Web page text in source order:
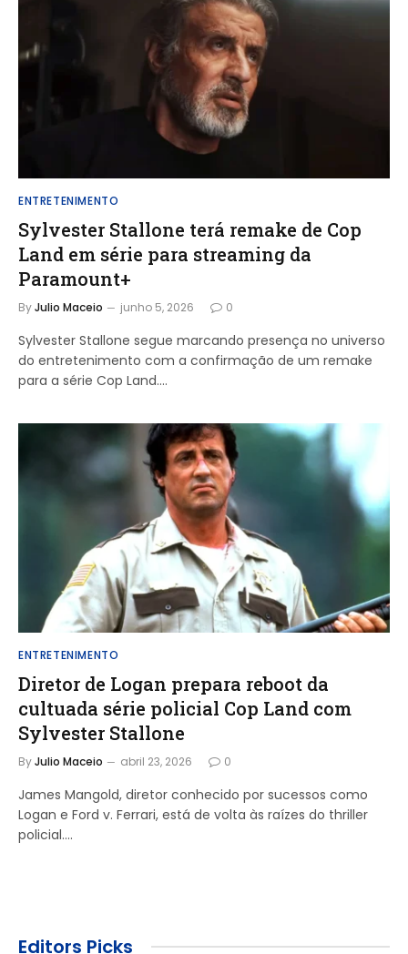
ENTRETENIMENTO
Sylvester Stallone terá remake de Cop
Land em série para streaming da
Paramount+
ByJulio Maceio junho 5, 2026 0
Sylvester Stallone segue marcando presença no universo
do entretenimento com a confirmação de um remake
para a série Cop Land.…
ENTRETENIMENTO
Diretor de Logan prepara reboot da
cultuada série policial Cop Land com
Sylvester Stallone
ByJulio Maceio abril 23, 2026 0
James Mangold, diretor conhecido por sucessos como
Logan e Ford v. Ferrari, está de volta às raízes do thriller
policial.…
Editors Picks